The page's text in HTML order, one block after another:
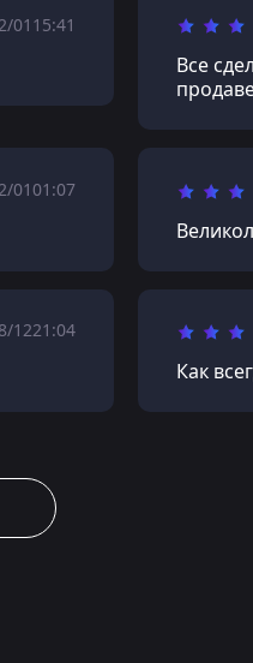
01 15:41
Все
0101:07
1221:04
Как